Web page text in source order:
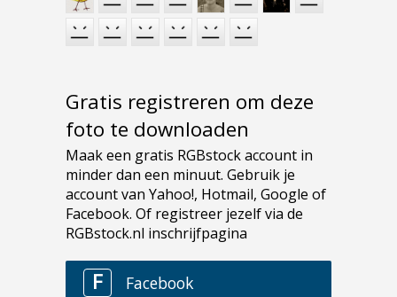
Gratis registreren om deze
foto te downloaden